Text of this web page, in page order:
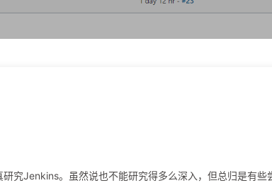
究Jenkins。虽然说也不能研究得多么深入，但总归是有些